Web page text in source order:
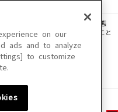
写真・動画・音声等を、手段や形態
複製、転載、ファイル化などすること
けない場合があります。
る場合があります。
on our
ads and to analyze
to customize